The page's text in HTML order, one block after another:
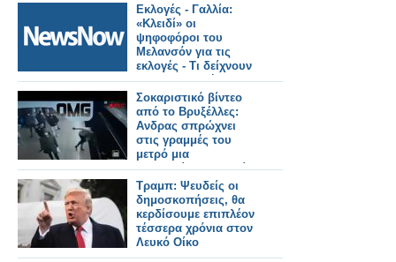
Εκλογές - Γαλλία:
«Κλειδί» οι
ψηφοφόροι του
Μελανσόν για τις
εκλογές - Τι δείχνουν
οι δημοσκοπήσεις 9
ημέρες πριν από τον
β’ γύρο
Σοκαριστικό βίντεο
από το Βρυξέλλες:
Ανδρας σπρώχνει
στις γραμμές του
μετρό μια
ανυποψίαστη γυναίκα
[βίντεο]
Τραμπ: Ψευδείς οι
δημοσκοπήσεις, θα
κερδίσουμε επιπλέον
τέσσερα χρόνια στον
Λευκό Οίκο